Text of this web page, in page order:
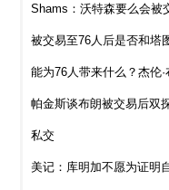
Shams：沃特森要么会被
被交易至76人后是否和塔
能为76人带来什么？杰伦
帕金斯谈布朗被交易后双
私交
美记：库明加不愿为证明